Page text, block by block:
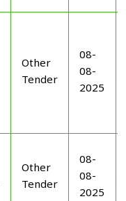
Other
Tender
08-
08-
2025
Other
Tender
08-
08-
2025